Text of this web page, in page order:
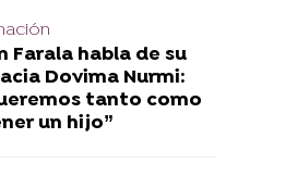
Farala habla de su
Dovima Nurmi:
tanto como
un hijo”